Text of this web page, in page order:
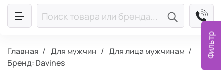
Фильтр
Главная Для мужчин
Для лица мужчинам
Бренд: Davines